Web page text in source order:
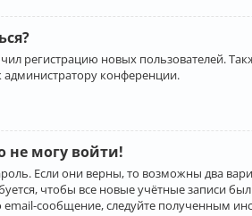
регистрацию новых пользователей.
конференции.
не могу войти!
Если они верны, то возможны два
чтобы все новые учётные записи
email-сообщение, следуйте полученным